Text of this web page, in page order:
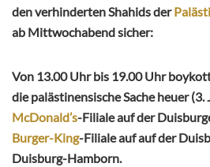
den verhinderten Shahids der
ab Mittwochabend sicher:
Von 13.00 Uhr bis 19.00 Uhr
die palästinensische Sache heuer
McDonald’s-Filiale auf der
Burger-King-Filiale auf auf der
Duisburg-Hamborn.